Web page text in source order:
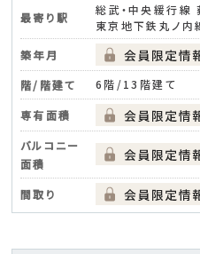
最寄り駅
総武・中央緩行
東京地下鉄丸ノ
築年月
階/階建て
6階/13階建て
専有面積
バルコニー
面積
間取り